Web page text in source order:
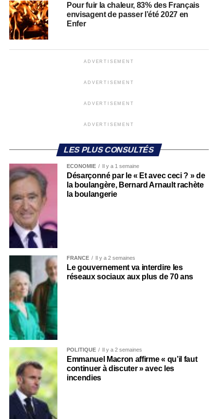
Pour fuir la chaleur, 83% des Français
envisagent de passer l’été 2027 en
Enfer
ADVERTISEMENT
ADVERTISEMENT
ADVERTISEMENT
ADVERTISEMENT
LES PLUS CONSULTÉS
ECONOMIE Il y a 1 semaine
Désarçonné par le « Et avec ceci ? » de
la boulangère, Bernard Arnault rachète
la boulangerie
FRANCE Il y a 2 semaines
Le gouvernement va interdire les
réseaux sociaux aux plus de 70 ans
POLITIQUE Il y a 2 semaines
Emmanuel Macron affirme « qu’il faut
continuer à discuter » avec les
incendies